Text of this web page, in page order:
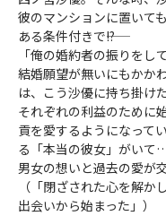
彼のマンションに置いて
ある条件付きで――!?
「俺の婚約者の振りをし
結婚願望が無いにもかか
は、こう沙優に持ち掛け
それぞれの利益のために
貢を愛するようになって
る「本当の彼女」がいて
男女の想いと過去の愛が
（「閉ざされた心を解
出会いから始まった」）